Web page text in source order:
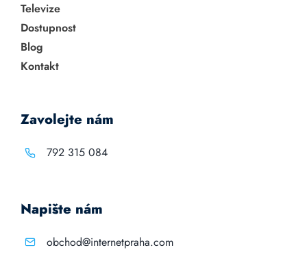
Televize
Dostupnost
Blog
Kontakt
Zavolejte nám
792 315 084
Napište nám
obchod@internetpraha.com